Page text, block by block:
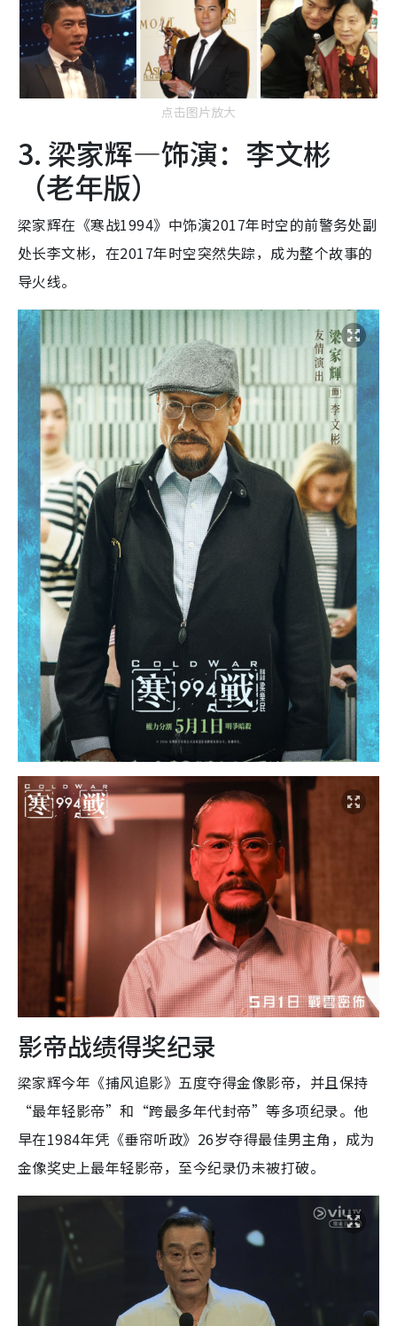
点击图片放大
3. 梁家辉—饰演：李文彬
（老年版）
梁家辉在《寒战1994》中饰演2017年时空的前警务处副
处长李文彬，在2017年时空突然失踪，成为整个故事的
导火线。
影帝战绩得奖纪录
梁家辉今年《捕风追影》五度夺得金像影帝，并且保持
“最年轻影帝”和“跨最多年代封帝”等多项纪录。他
早在1984年凭《垂帘听政》26岁夺得最佳男主角，成为
金像奖史上最年轻影帝，至今纪录仍未被打破。